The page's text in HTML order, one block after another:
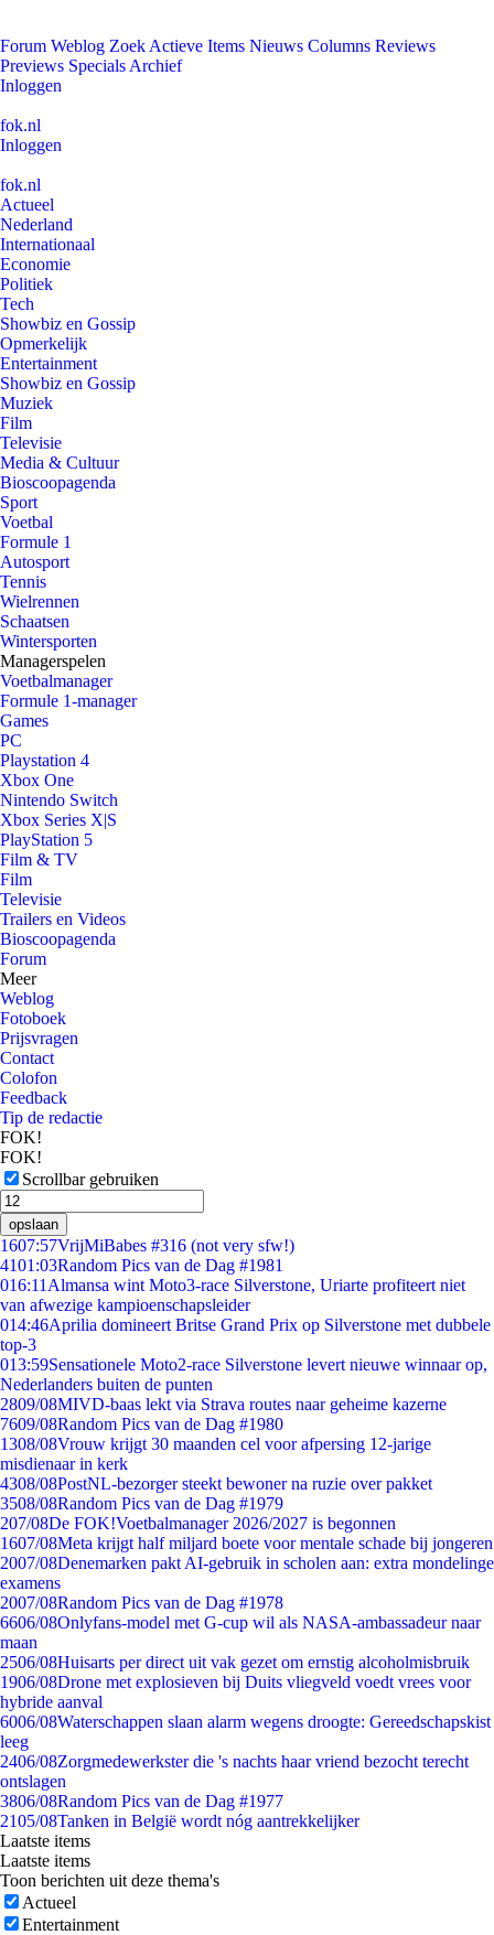
Forum Weblog Zoek Actieve Items Nieuws Columns Reviews
Previews Specials Archief
Inloggen
fok.nl
Inloggen
fok.nl
Actueel
Nederland
Internationaal
Economie
Politiek
Tech
Showbiz en Gossip
Opmerkelijk
Entertainment
Showbiz en Gossip
Muziek
Film
Televisie
Media & Cultuur
Bioscoopagenda
Sport
Voetbal
Formule 1
Autosport
Tennis
Wielrennen
Schaatsen
Wintersporten
Managerspelen
Voetbalmanager
Formule 1-manager
Games
PC
Playstation 4
Xbox One
Nintendo Switch
Xbox Series X|S
PlayStation 5
Film & TV
Film
Televisie
Trailers en Videos
Bioscoopagenda
Forum
Meer
Weblog
Fotoboek
Prijsvragen
Contact
Colofon
Feedback
Tip de redactie
FOK!
FOK!
Scrollbar gebruiken
opslaan
1607:57VrijMiBabes #316 (not very sfw!)
4101:03Random Pics van de Dag #1981
016:11 Almansa wint Moto3-race Silverstone, Uriarte profiteert niet
van afwezige kampioenschapsleider
014:46Aprilia domineert Britse Grand Prix op Silverstone met dubbele
top-3
013:59Sensationele Moto2-race Silverstone levert nieuwe winnaar op,
Nederlanders buiten de punten
2809/08MIVD-baas lekt via Strava routes naar geheime kazerne
7609/08Random Pics van de Dag #1980
1308/08Vrouw krijgt 30 maanden cel voor afpersing 12-jarige
misdienaar in kerk
4308/08PostNL-bezorger steekt bewoner na ruzie over pakket
3508/08Random Pics van de Dag #1979
207/08De FOK!Voetbalmanager 2026/2027 is begonnen
1607/08Meta krijgt half miljard boete voor mentale schade bij jongeren
2007/08Denemarken pakt AI-gebruik in scholen aan: extra mondelinge
examens
2007/08Random Pics van de Dag #1978
6606/08Onlyfans-model met G-cup wil als NASA-ambassadeur naar
maan
2506/08Huisarts per direct uit vak gezet om ernstig alcoholmisbruik
1906/08Drone met explosieven bij Duits vliegveld voedt vrees voor
hybride aanval
6006/08Waterschappen slaan alarm wegens droogte: Gereedschapskist
leeg
2406/08Zorgmedewerkster die 's nachts haar vriend bezocht terecht
ontslagen
3806/08Random Pics van de Dag #1977
2105/08Tanken in België wordt nóg aantrekkelijker
Laatste items
Laatste items
Toon berichten uit deze thema's
Actueel
Entertainment